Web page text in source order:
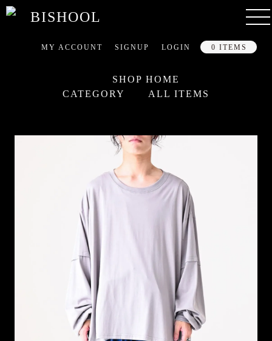
MY ACCOUNT SIGNUP LOGIN 0 ITEMS
SHOP HOME
CATEGORY
ALL ITEMS